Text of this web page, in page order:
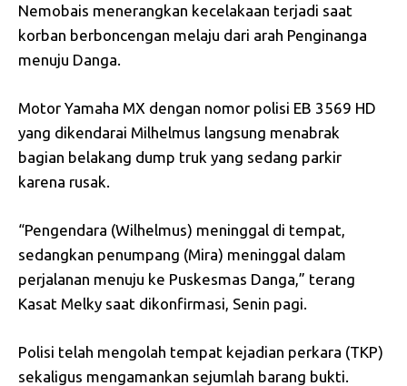
Nemobais menerangkan kecelakaan terjadi saat
korban berboncengan melaju dari arah Penginanga
menuju Danga.
Motor Yamaha MX dengan nomor polisi EB 3569 HD
yang dikendarai Milhelmus langsung menabrak
bagian belakang dump truk yang sedang parkir
karena rusak.
“Pengendara (Wilhelmus) meninggal di tempat,
sedangkan penumpang (Mira) meninggal dalam
perjalanan menuju ke Puskesmas Danga,” terang
Kasat Melky saat dikonfirmasi, Senin pagi.
Polisi telah mengolah tempat kejadian perkara (TKP)
sekaligus mengamankan sejumlah barang bukti.